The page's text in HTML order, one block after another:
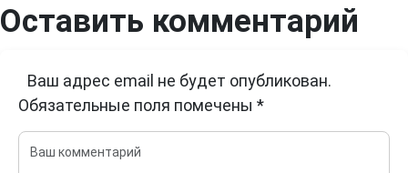
Оставить комментарий
Ваш адрес email не будет опубликован.
Обязательные поля помечены *